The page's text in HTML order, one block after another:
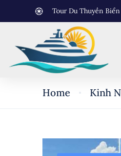
Tour Du Thuyền Biển
Home Kinh